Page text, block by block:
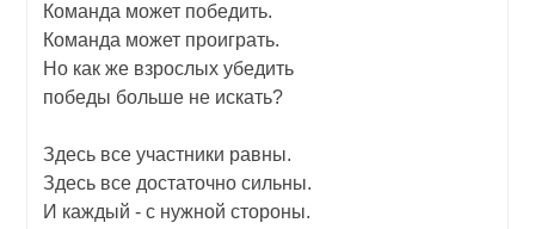
Команда может победить.
Команда может проиграть.
Но как же взрослых убедить
победы больше не искать?
Здесь все участники равны.
Здесь все достаточно сильны.
И каждый - с нужной стороны.